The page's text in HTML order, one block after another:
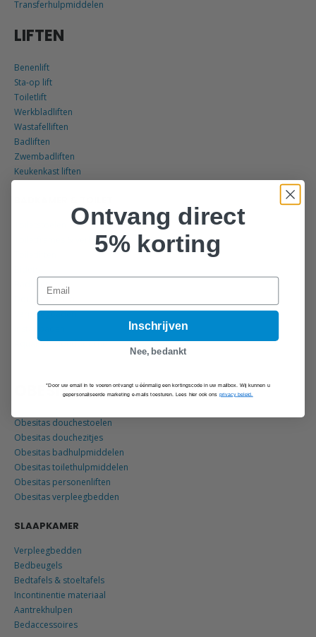
Transferhulpmiddelen
LIFTEN
Benenlift
Sta-op lift
Toiletlift
Werkbladliften
Wastafelliften
Badliften
Zwembadliften
Keukenkast liften
Toiletframes & verhogingen
Badliften
Verpleegbaden
AquaPick Monddouche
OBESITAS
Obesitas douchestoelen
Obesitas douchezitjes
Obesitas badhulpmiddelen
Obesitas toilethulpmiddelen
Obesitas personenliften
Obesitas verpleegbedden
SLAAPKAMER
Verpleegbedden
Bedbeugels
Bedtafels & stoeltafels
Incontinentie materiaal
Aantrekhulpen
Bedaccessoires
Ontvang direct
5% korting
Email
Inschrijven
Nee, bedankt
*Door uw email in te voeren ontvangt u éénmalig een kortingscode in uw mailbox. Wij kunnen u
gepersonaliseerde marketing e-mails toesturen. Lees hier ook ons privacy beleid.